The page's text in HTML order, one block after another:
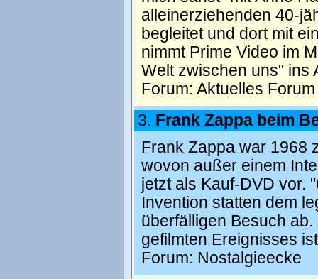
alleinerziehenden 40-
begleitet und dort mit
nimmt Prime Video im
Welt zwischen uns" ins
Forum: Aktuelles Forum
3. Frank Zappa beim
Frank Zappa war 1968
wovon außer einem
jetzt als Kauf-DVD vor.
Invention statten dem
überfälligen Besuch
gefilmten Ereignisses
Forum: Nostalgieecke